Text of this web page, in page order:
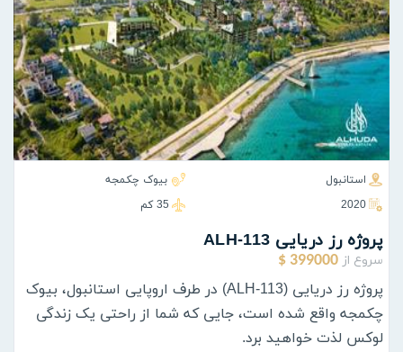
استانبول
بیوک چکمجه
2020
35 كم
پروژه رز دریایی ALH-113
سروع از 399000 $
پروژه رز دریایی (ALH-113) در طرف اروپایی استانبول، بیوک
چکمجه واقع شده است، جایی که شما از راحتی یک زندگی
لوکس لذت خواهید برد.